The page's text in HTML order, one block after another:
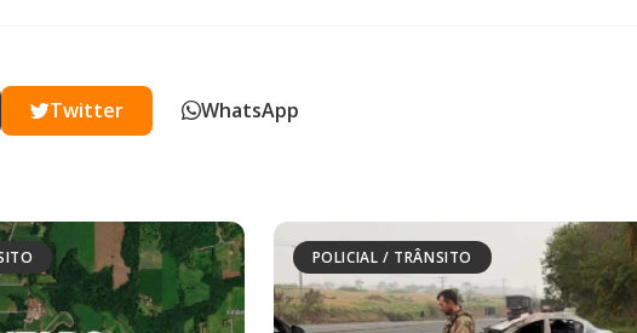
são interditados para
no interior de
Carro com cigarros capota em fuga da
PRF na BR-163 em Toledo